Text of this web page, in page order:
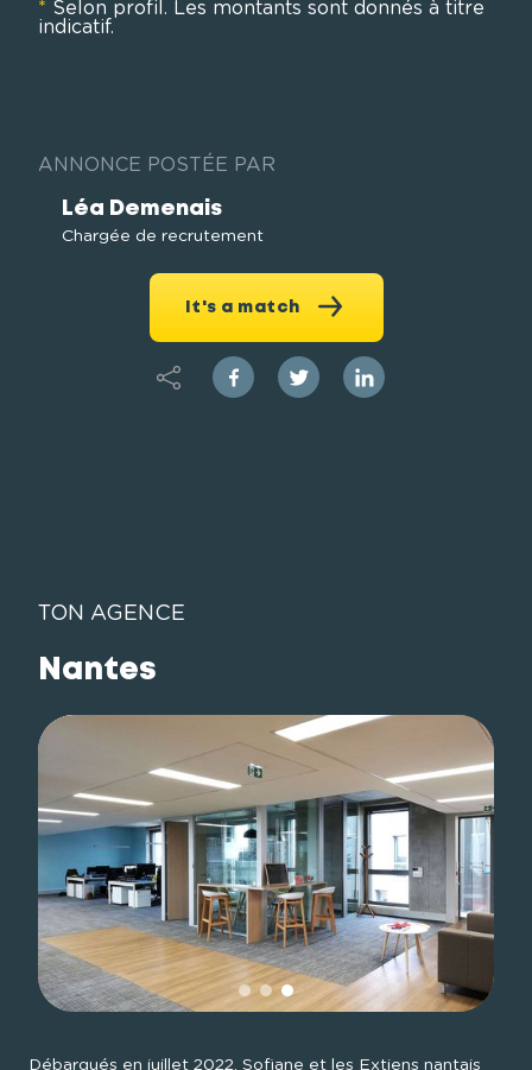
* Selon profil. Les montants sont donnés à titre
indicatif.
ANNONCE POSTÉE PAR
Léa Demenais
Chargée de recrutement
It's a match
TON AGENCE
Nantes
Débarqués en juillet 2022, Sofiane et les Extiens nantais